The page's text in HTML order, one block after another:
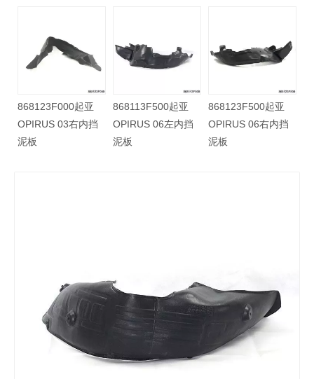
86812H2500起亚
NEW K2 17右前挡
泥板
868123F000起亚
OPIRUS 03右内挡
泥板
868113F500起亚
OPIRUS 06左内挡
泥板